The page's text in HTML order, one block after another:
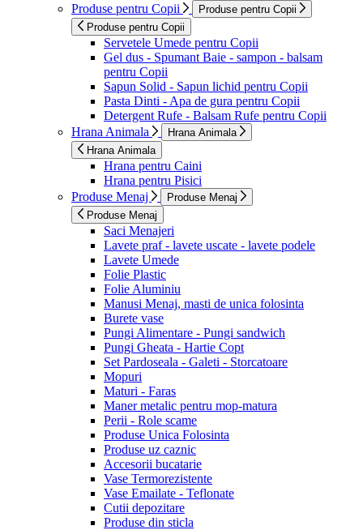
Produse pentru Copii
Produse pentru Copii
Produse pentru Copii
Servetele Umede pentru Copii
Gel dus - Spumant Baie - sampon - balsam
pentru Copii
Sapun Solid - Sapun lichid pentru Copii
Pasta Dinti - Apa de gura pentru Copii
Detergent Rufe - Balsam Rufe pentru Copii
Hrana Animala
Hrana Animala
Hrana Animala
Hrana pentru Caini
Hrana pentru Pisici
Produse Menaj
Produse Menaj
Produse Menaj
Saci Menajeri
Lavete praf - lavete uscate - lavete podele
Lavete Umede
Folie Plastic
Folie Aluminiu
Manusi Menaj, masti de unica folosinta
Burete vase
Pungi Alimentare - Pungi sandwich
Pungi Gheata - Hartie Copt
Set Pardoseala - Galeti - Storcatoare
Mopuri
Maturi - Faras
Maner metalic pentru mop-matura
Perii - Role scame
Produse Unica Folosinta
Produse uz caznic
Accesorii bucatarie
Vase Termorezistente
Vase Emailate - Teflonate
Cutii depozitare
Produse din sticla